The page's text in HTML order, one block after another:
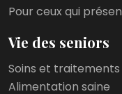
Pour ceux qui
Vie des seniors
Soins et traitements
Alimentation saine